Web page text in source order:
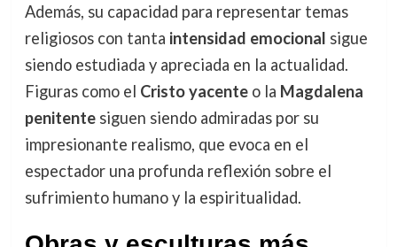
Además, su capacidad para representar temas
religiosos con tanta intensidad emocional sigue
siendo estudiada y apreciada en la actualidad.
Figuras como el Cristo yacenteo la Magdalena
penitentesiguen siendo admiradas por su
impresionante realismo, que evoca en el
espectador una profunda reflexión sobre el
sufrimiento humano y la espiritualidad.